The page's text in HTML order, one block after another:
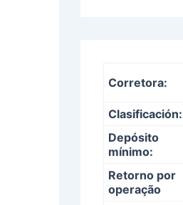
Corretora:
Clasificación:
Depósito
mínimo:
Retorno por
operação